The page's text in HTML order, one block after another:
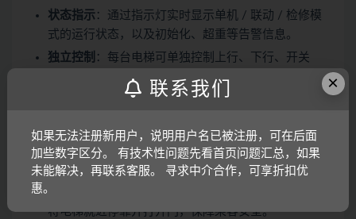
状态指示 ：通过指示灯实时显示单机 / 联动 / 检修模
式的运行状态，以及初始化、超重等告警信息。
独立控制 ：每台电梯可单独控制上行、下行、开关
门，便于调试与应急操作。
故障复位：配备故障复位按钮，在排除故障后可快速
恢复系统运行。
将电梯就近停靠并打开门，保障乘客安全。
×
联系我们
如果无法注册新用户，说明用户名已被注册，可在后面
加些数字区分。 有技术性问题先看首页问题汇总，如果
未能解决，再联系客服。 寻求中介合作，可享折扣优
惠。